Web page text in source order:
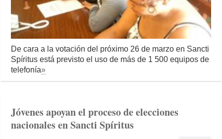
De cara a la votación del próximo 26 de marzo en Sancti
Spíritus está previsto el uso de más de 1 500 equipos de
telefonía»
Jóvenes apoyan el proceso de elecciones
nacionales en Sancti Spíritus